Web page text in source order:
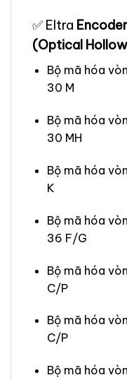
✅ Eltra
(Optical
Bộ mã hóa
30 M
Bộ mã hóa
30 MH
Bộ mã hóa
K
Bộ mã hóa
36 F/G
Bộ mã hóa
C/P
Bộ mã hóa
C/P
Bộ mã hóa